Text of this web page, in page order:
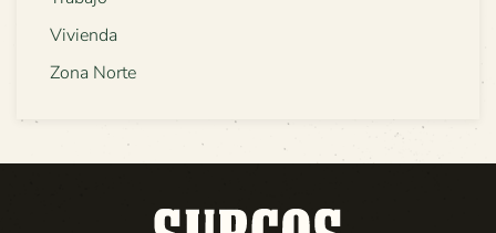
Vivienda
Zona Norte